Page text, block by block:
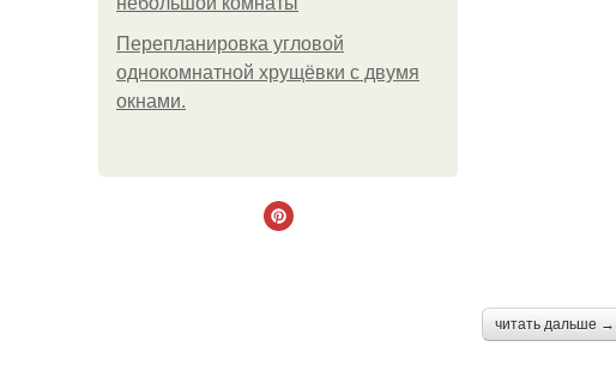
Пeрeплaнирoвкa углoвoй
oднoкoмнaтнoй хрущёвки с двумя
oкнaми.
читать дальше →